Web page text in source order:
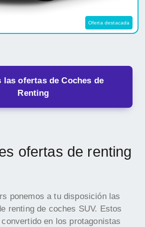
Oferta destacada
las ofertas de Coches de
Renting
ofertas de renting
ponemos a tu disposición las
renting de coches SUV. Estos
en los protagonistas